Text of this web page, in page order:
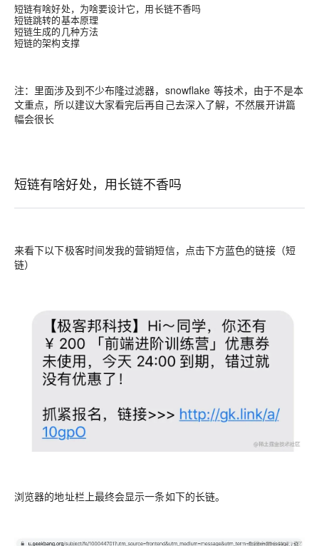
短链有啥好处，为啥要设计它，用长链不香吗
短链跳转的基本原理
短链生成的几种方法
短链的架构支撑
注：里面涉及到不少布隆过滤器，snowflake 等技术，由于不是本
文重点，所以建议大家看完后再自己去深入了解，不然展开讲篇
幅会很长
短链有啥好处，用长链不香吗
来看下以下极客时间发我的营销短信，点击下方蓝色的链接（短
链）
浏览器的地址栏上最终会显示一条如下的长链。